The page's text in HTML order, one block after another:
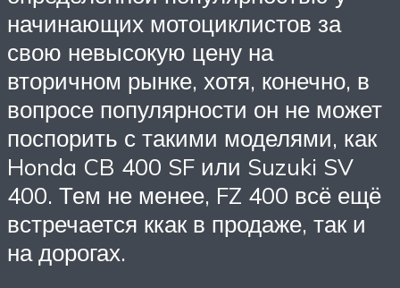
начинающих мотоциклистов за
свою невысокую цену на
вторичном рынке, хотя, конечно, в
вопросе популярности он не может
поспорить с такими моделями, как
Honda CB 400 SF или Suzuki SV
400. Тем не менее, FZ 400 всё ещё
встречается ккак в продаже, так и
на дорогах.